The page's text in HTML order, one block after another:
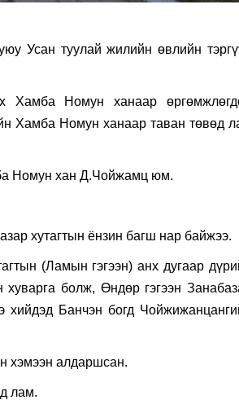
Усан туулай жилийн өвлийн
Хамба Номун ханаар
Хамба Номун ханаар таван төвөд
Номун хан Д.Чойжамц юм.
хутагтын ёнзин багш нар байжээ.
(Ламын гэгээн) анх дугаар
болж, Өндөр гэгээн
хийдэд Банчэн богд
хэмээн алдаршсан.
лам.